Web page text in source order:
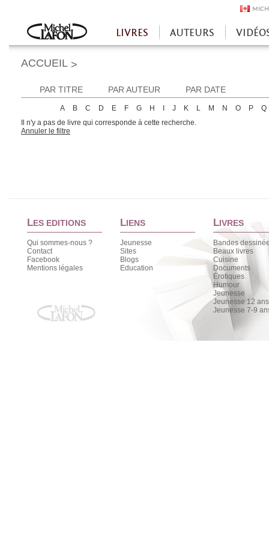
Accueil
LIVRES AUTEURS
ACCUEIL >
PAR TITRE PAR AUTEUR PAR DATE
A B C D E F G H J K L M N O P
Q
Il n'y a pas de livre qui corresponde à cette recherche.
Annuler le filtre
LES EDITIONS
Qui sommes-nous ?
Contact
Facebook
Mentions légales
LIENS
Jeunesse
Sites
Blogs
Education
LIVRES
Bandes
Beaux livres
Cuisine
Documents
Érotiques
Humour
Jeunesse
Jeunesse 12
Jeunesse 7-9